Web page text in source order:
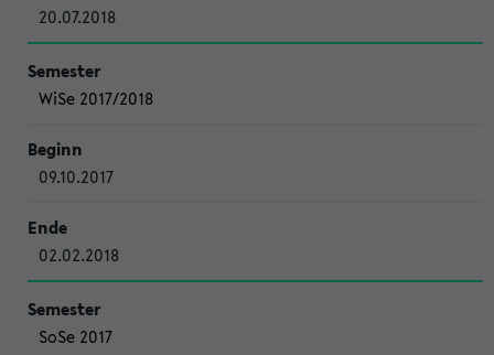
20.07.2018
WiSe 2017/2018
09.10.2017
02.02.2018
SoSe 2017